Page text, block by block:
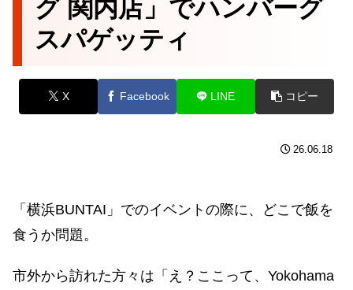
スパゲッティ
X Facebook LINE コピー
26.06.18
「横浜BUNTAI」でのイベントの際に、どこで飯を
食うか問題。
市外から訪れた方々は「え？ここって、Yokohama